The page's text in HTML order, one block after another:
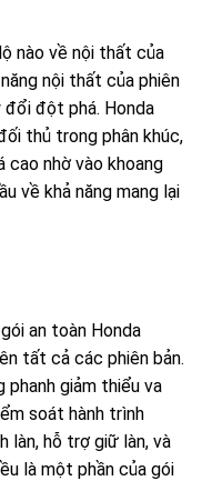
nào về nội thất của
nội thất của phiên
đổi đột phá. Honda
thủ trong phân khúc,
cao nhờ vào khoang
về khả năng mang lại
an toàn Honda
tất cả các phiên bản.
phanh giảm thiểu va
soát hành trình
làn, hỗ trợ giữ làn, và
là một phần của gói